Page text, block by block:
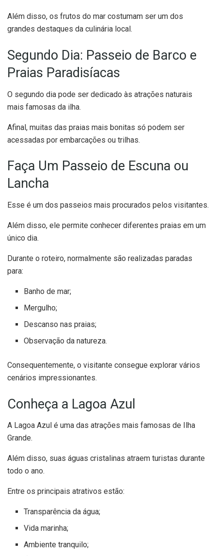
Além disso, os frutos do mar costumam ser um dos
grandes destaques da culinária local.
Segundo Dia: Passeio de Barco e
Praias Paradisíacas
O segundo dia pode ser dedicado às atrações naturais
mais famosas da ilha.
Afinal, muitas das praias mais bonitas só podem ser
acessadas por embarcações ou trilhas.
Faça Um Passeio de Escuna ou
Lancha
Esse é um dos passeios mais procurados pelos visitantes.
Além disso, ele permite conhecer diferentes praias em um
único dia.
Durante o roteiro, normalmente são realizadas paradas
para:
Banho de mar;
Mergulho;
Descanso nas praias;
Observação da natureza.
Consequentemente, o visitante consegue explorar vários
cenários impressionantes.
Conheça a Lagoa Azul
A Lagoa Azul é uma das atrações mais famosas de Ilha
Grande.
Além disso, suas águas cristalinas atraem turistas durante
todo o ano.
Entre os principais atrativos estão:
Transparência da água;
Vida marinha;
Ambiente tranquilo;